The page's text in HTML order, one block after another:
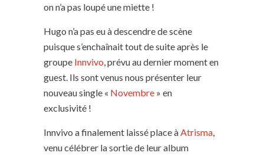
on n’a pas loupé une miette !
Hugo n’a pas eu à descendre de scène
puisque s’enchaînait tout de suite après le
groupe Innvivo, prévu au dernier moment en
guest. Ils sont venus nous présenter leur
nouveau single « Novembre » en
exclusivité !
Innvivo a finalement laissé place àAtrisma,
venu célébrer la sortie de leur album